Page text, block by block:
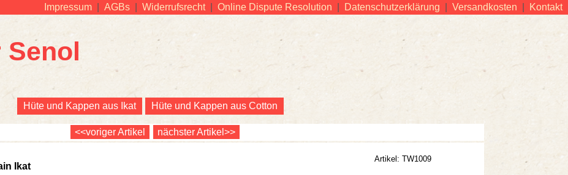
Impressum AGBs Widerrufsrecht Online Dispute Resolution Datenschutzerklärung Versandkosten Kontakt
Senol
Hüte und Kappen aus Ikat Hüte und Kappen aus Cotton
<<voriger Artikel nächster Artikel>>
Ikat
Artikel: TW1009